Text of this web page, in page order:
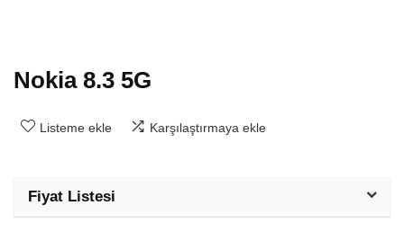
Nokia 8.3 5G
Listeme ekle Karşılaştırmaya ekle
Fiyat Listesi